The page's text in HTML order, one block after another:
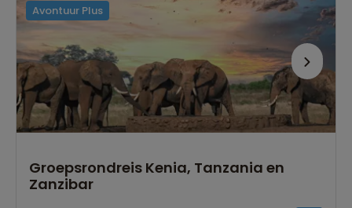
Avontuur Plus
Groepsrondreis Kenia, Tanzania en
Zanzibar